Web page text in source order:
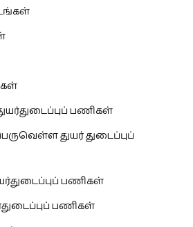
பணிகள்
துயர் துடைப்புப்
பணிகள்
பணிகள்